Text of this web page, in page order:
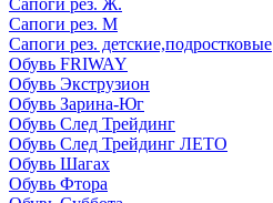
Сапоги рез. Ж.
Сапоги рез. М
Сапоги рез. детские,подростковые
Обувь FRIWAY
Обувь Экструзион
Обувь Зарина-Юг
Обувь След Трейдинг
Обувь След Трейдинг ЛЕТО
Обувь Шагах
Обувь Фтора